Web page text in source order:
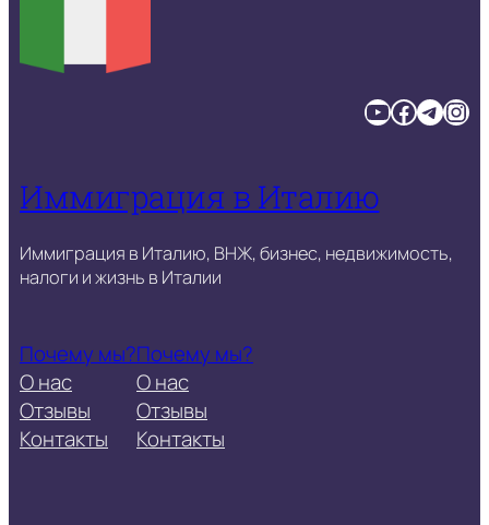
YouTube Facebook TelegramInstagram
Иммиграция в Италию
Иммиграция в Италию, ВНЖ, бизнес, недвижимость,
налоги и жизнь в Италии
Почему мы?
О нас
Отзывы
Контакты
Почему мы?
О нас
Отзывы
Контакты